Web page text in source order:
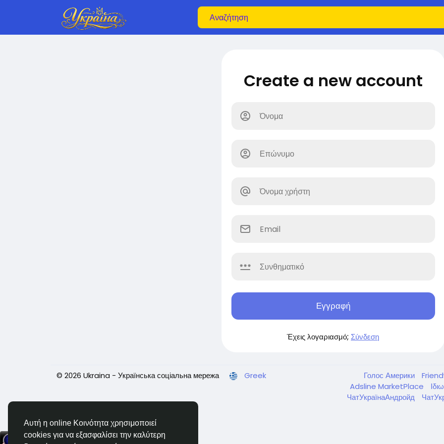
Αυτή η online Κοινότητα χρησιμοποιεί
cookies για να εξασφαλίσει την καλύτερη
Create a new account
Εγγραφή
Έχεις λογαριασμό; Σύνδεση
© 2026 Ukraina - Українська соціальна мережа Greek Голос Америки
Adsline MarketPlace
ЧатУкраїнаАндройд